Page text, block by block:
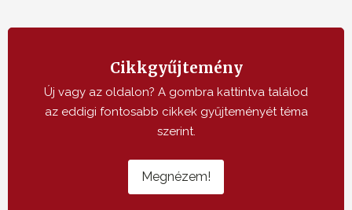
Cikkgyűjtemény
Új vagy az oldalon? A gombra kattintva találod
az eddigi fontosabb cikkek gyűjteményét téma
szerint.
Megnézem!